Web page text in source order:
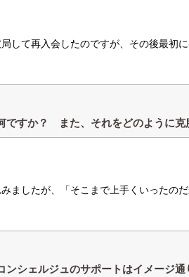
して再入会したのですが、その後最初
ですか？ また、それをどのように克
ましたが、「そこまで上手くいったの
シェルジュのサポートはイメージ通